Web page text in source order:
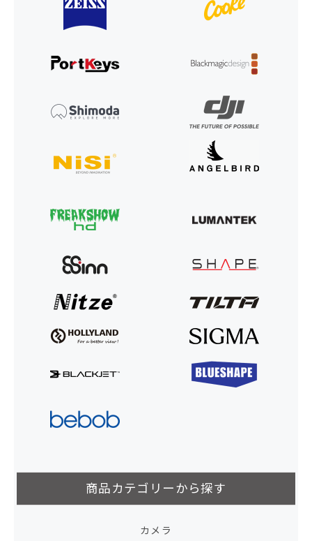
商品カテゴリーから探す
カメラ